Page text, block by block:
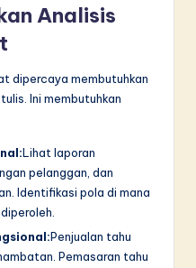
Analisis
dipercaya membutuhkan
Ini membutuhkan
Lihat laporan
pelanggan, dan
Identifikasi pola di mana
Penjualan tahu
Pemasaran tahu